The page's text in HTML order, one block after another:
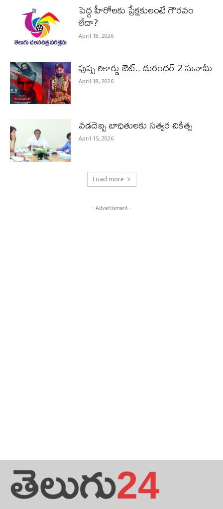
పెద్ద హీరోల‌కు ప్రేక్ష‌కులంటే గౌర‌వం
లేదా?
April 18, 2026
పుష్ప రికార్డు ఔట్‌.. దురంధ‌ర్ 2 సునామీ
April 18, 2026
వడదెబ్బ బాధితులకు సత్వర చికిత్స
April 15, 2026
Load more
- Advertisment -